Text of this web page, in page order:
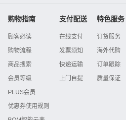
购物指南
顾客必读
购物流程
商品搜索
会员等级
PLUS会员
优惠券使用规则
支付配送
在线支付
发票须知
快递运输
上门自提
特色服务
订货服务
海外代购
订单跟踪
质量保证